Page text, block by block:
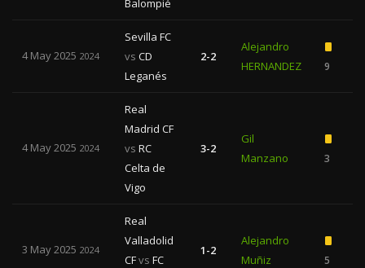
Balompié
4 May 2025 2024
Sevilla FC
vs CD
Leganés
2-2
Alejandro
HERNANDEZ
9
4 May 2025 2024
Real
Madrid CF
vs RC
Celta de
Vigo
3-2
Gil
Manzano
3
3 May 2025 2024
Real
Valladolid
CFvs FC
1-2
Alejandro
Muñiz
5